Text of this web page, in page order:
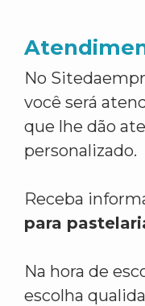
No
você será
que lhe dão
personalizado.
Receba
para
Na hora de
escolha